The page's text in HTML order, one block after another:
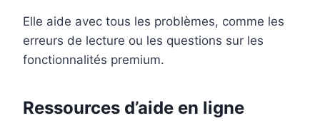
Elle aide avec tous les problèmes, comme les
erreurs de lecture ou les questions sur les
fonctionnalités premium.
Ressources d’aide en ligne